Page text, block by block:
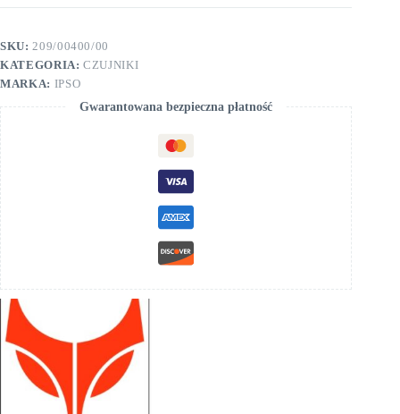
SKU: 209/00400/00
KATEGORIA:CZUJNIKI
MARKA: IPSO
Gwarantowana bezpieczna płatność